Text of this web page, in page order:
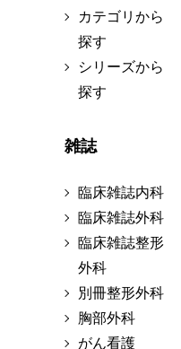
カテゴリから
探す
シリーズから
探す
雑誌
臨床雑誌内科
臨床雑誌外科
臨床雑誌整形
外科
別冊整形外科
胸部外科
がん看護